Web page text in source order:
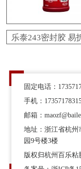
乐泰243密封胶 易
固定电话：
手机：
邮箱：
地址：浙江省杭州
园9号楼3楼
版权归杭州百乐